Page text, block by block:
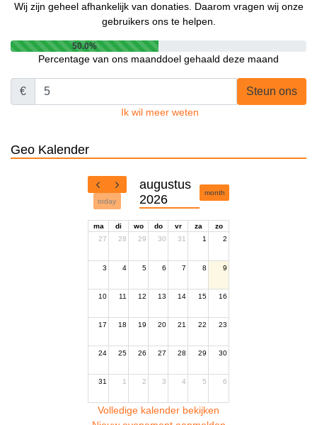
Wij zijn geheel afhankelijk van donaties. Daarom vragen wij onze
gebruikers ons te helpen.
50.0%
Percentage van ons maanddoel gehaald deze maand
€ Steun ons
Ik wil meer weten
Geo Kalender
today
augustus
2026
month
ma di wo do vr za
zo
27
28 29 30 31 1 2
3 4 5 6 7 8 9
10 11 12 13 14 15 16
17 18 19 20 21 22 23
24 25 26 27 28 29 30
31 1 2 3 4 5 6
Volledige kalender bekijken